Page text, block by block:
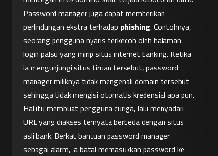
Password manager juga dapat memberikan
perlindungan ekstra terhadap phishing. Contohnya,
seorang pengguna nyaris terkecoh oleh halaman
login palsu yang mirip situs internet banking. Ketika
ia mengunjungi situs tiruan tersebut, password
manager miliknya tidak mengenali domain tersebut
sehingga tidak mengisi otomatis kredensial apa pun.
Hal itu membuat pengguna curiga, lalu menyadari
URL yang diakses ternyata berbeda dengan situs
asli bank. Berkat bantuan password manager
sebagai alarm, ia batal memasukkan password ke